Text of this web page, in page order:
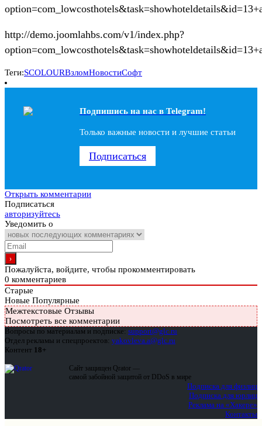
http://demo.joomlahbs.com/v1/index.php?
Теги:SCOLOURВзломНовостиСофт
Подпишись на наc в Telegram!
Только важные новости и лучшие статьи
Подписаться
Открыть комментарии
Подписаться
авторизуйтесь
Уведомить о
Пожалуйста, войдите, чтобы прокомментировать
0 комментариев
Старые
Новые Популярные
Межтекстовые Отзывы
Посмотреть все комментарии
Вопросы по материалам и подписке: support@glc.ru
Отдел рекламы и спецпроектов: yakovleva.a@glc.ru
Контент 18+
Сайт защищен Qrator —
самой забойной защитой от DDoS в мире
Подписка для физлиц
Подписка для юрлиц
Реклама на «Хакере»
Контакты